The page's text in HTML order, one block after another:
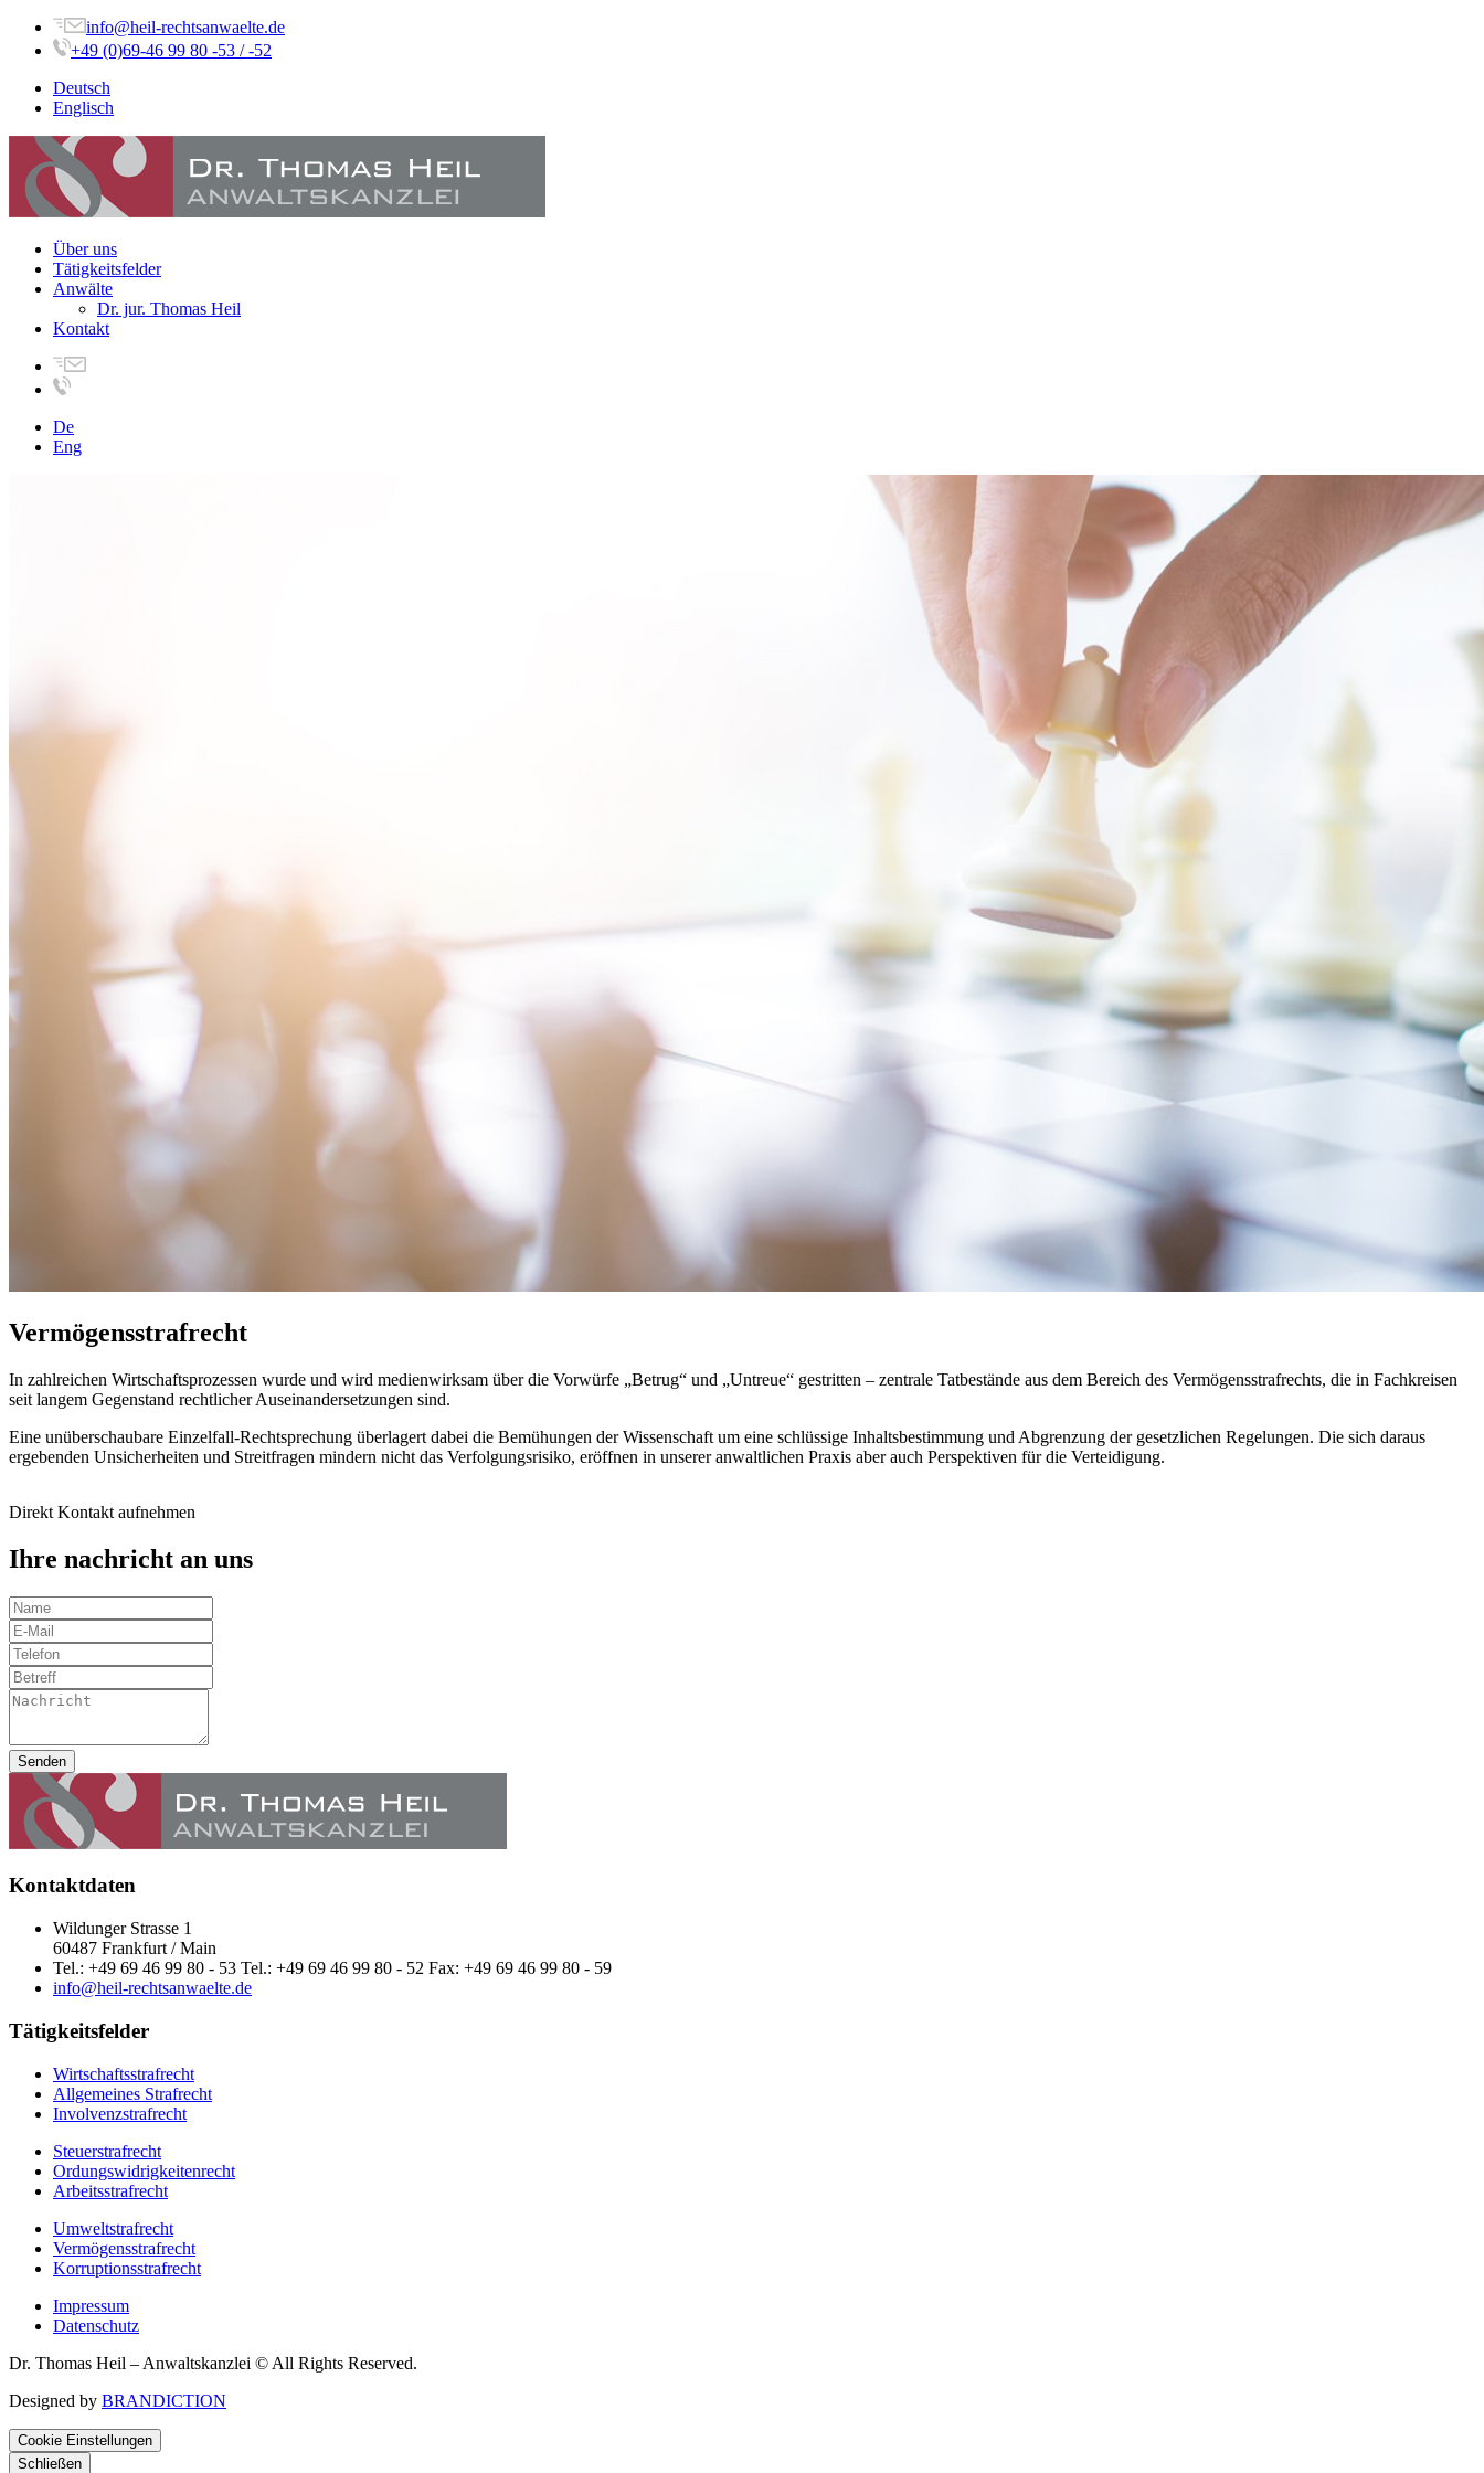
info@heil-rechtsanwaelte.de
+49 (0)69-46 99 80 -53 / -52
Deutsch
Englisch
Über uns
Tätigkeitsfelder
Anwälte
Dr. jur. Thomas Heil
Kontakt
De
Eng
Vermögensstrafrecht
In zahlreichen Wirtschaftsprozessen wurde und wird medienwirksam über die Vorwürfe „Betrug“ und „Untreue“ gestritten – zentrale Tatbestände aus dem Bereich des Vermögensstrafrechts, die in Fachkreisen
seit langem Gegenstand rechtlicher Auseinandersetzungen sind.
Eine unüberschaubare Einzelfall-Rechtsprechung überlagert dabei die Bemühungen der Wissenschaft um eine schlüssige Inhaltsbestimmung und Abgrenzung der gesetzlichen Regelungen. Die sich daraus
ergebenden Unsicherheiten und Streitfragen mindern nicht das Verfolgungsrisiko, eröffnen in unserer anwaltlichen Praxis aber auch Perspektiven für die Verteidigung.
Direkt Kontakt aufnehmen
Ihre nachricht an uns
Senden
Kontaktdaten
Wildunger Strasse 1
60487 Frankfurt / Main
Tel.: +49 69 46 99 80 - 53 Tel.: +49 69 46 99 80 - 52 Fax: +49 69 46 99 80 - 59
info@heil-rechtsanwaelte.de
Tätigkeitsfelder
Wirtschaftsstrafrecht
Allgemeines Strafrecht
Involvenzstrafrecht
Steuerstrafrecht
Ordungswidrigkeitenrecht
Arbeitsstrafrecht
Umweltstrafrecht
Vermögensstrafrecht
Korruptionsstrafrecht
Impressum
Datenschutz
Dr. Thomas Heil – Anwaltskanzlei © All Rights Reserved.
Designed by BRANDICTION
Cookie Einstellungen
Schließen